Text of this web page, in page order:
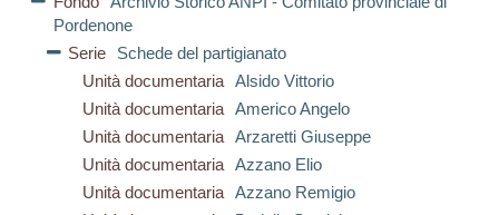
Pordenone
Serie
Schede del partigianato
Unità documentaria
Alsido Vittorio
Unità documentaria
Americo Angelo
Unità documentaria
Arzaretti Giuseppe
Unità documentaria
Azzano Elio
Unità documentaria
Azzano Remigio